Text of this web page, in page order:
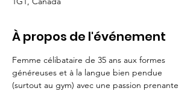
À propos de l'événement
Femme célibataire de 35 ans aux formes
généreuses et à la langue bien pendue
(surtout au gym) avec une passion prenante